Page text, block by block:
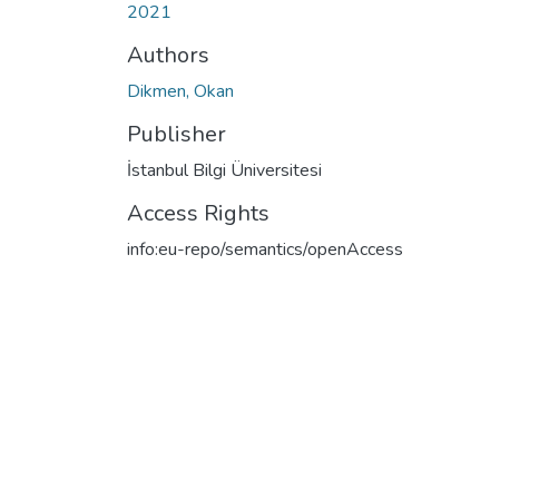
2021
Authors
Dikmen, Okan
Publisher
İstanbul Bilgi Üniversitesi
Access Rights
info:eu-repo/semantics/openAccess